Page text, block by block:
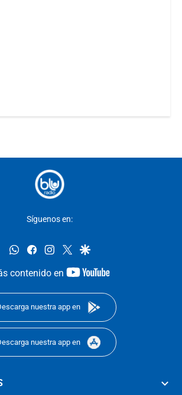
Síguenos en:
whatsappfacebookinstagram
twittergoogle
contenido en
youtube-
nuestra app en
nuestra app en